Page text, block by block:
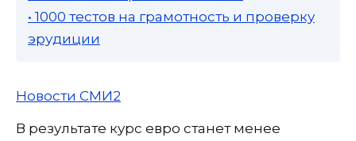
• 1000 тестов на грамотность и проверку
эрудиции
Новости СМИ2
В результате курс евро станет менее